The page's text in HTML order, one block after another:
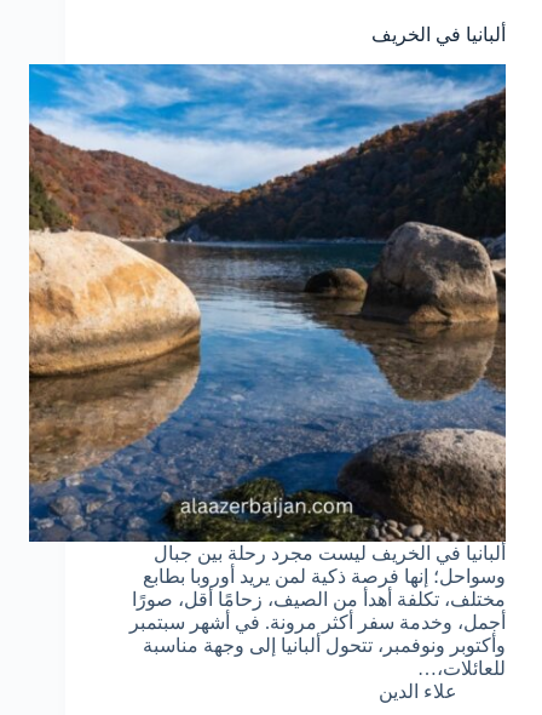
ألبانيا في الخريف
ألبانيا في الخريف ليست مجرد رحلة بين جبال
وسواحل؛ إنها فرصة ذكية لمن يريد أوروبا بطابع
مختلف، تكلفة أهدأ من الصيف، زحامًا أقل، صورًا
أجمل، وخدمة سفر أكثر مرونة. في أشهر سبتمبر
وأكتوبر ونوفمبر، تتحول ألبانيا إلى وجهة مناسبة
للعائلات،…
علاء الدين